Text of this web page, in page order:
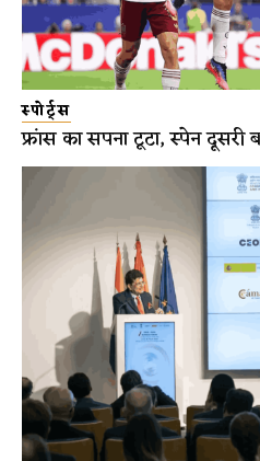
स्पोर्ट्स
फ्रांस का सपना टूटा, स्पेन